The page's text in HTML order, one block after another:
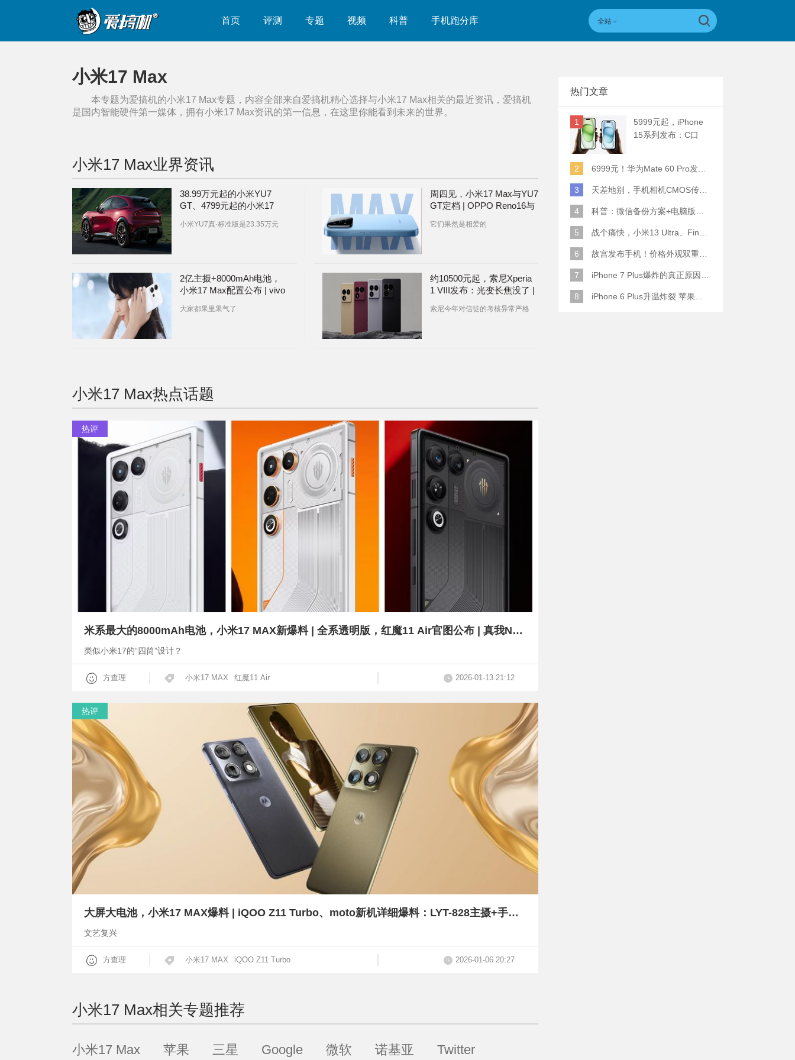
首页 评测 专题 视频 科普 手机跑分库 全站
小米17 Max
本专题为爱搞机的小米17 Max专题，内容全部来自爱搞机精心选择与小米17 Max相关的最近资讯，爱搞机
是国内智能硬件第一媒体，拥有小米17 Max资讯的第一信息，在这里你能看到未来的世界。
小米17 Max业界资讯
38.99万元起的小米YU7
GT、4799元起的小米17
10 Pro发布【附多机对比】
小米YU7真·标准版是23.35万元
周四见，小米17 Max与YU7
GT定档 | OPPO Reno16与
相隔1小时
它们果然是相爱的
2亿主摄+8000mAh电池，
小米17 Max配置公布 | vivo
露”与公布
大家都果里果气了
约10500元起，索尼Xperia
1 VIII发布：光变长焦没了 |
索尼今年对信徒的考核异常严格
小米17 Max热点话题
热评
米系最大的8000mAh电池，小米17 MAX新爆料 | 全系透明版，红魔11 Air官图公布 | 真我Neo8定档
类似小米17的“四筒”设计？
方查理 小米17 MAX 红魔11 Air 2026-01-13 21:12
热评
大屏大电池，小米17 MAX爆料 | iQOO Z11 Turbo、moto新机详细爆料：LYT-828主摄+手写笔？
文艺复兴
方查理 小米17 MAX iQOO Z11 Turbo 2026-01-06 20:27
小米17 Max相关专题推荐
小米17 Max 苹果 三星 Google 微软 诺基亚 Twitter
热门文章
1
5999元起，iPhone
15系列发布：C口
2
6999元！华为Mate 60 Pro发布：麒麟9000S+卫星通话 (附初步跑分)
3 天差地别，手机相机CMOS传感器实际面积对比
4 科普：微信备份方案+电脑版丢失数据恢复指南
5 战个痛快，小米13 Ultra、Find X6 Pro、vivo X90 Pro+、小米12SU拍照横评
6 故宫发布手机！价格外观双重逆天！
7 iPhone 7 Plus爆炸的真正原因原来是这样
8 iPhone 6 Plus升温炸裂 苹果赔了一部全新的